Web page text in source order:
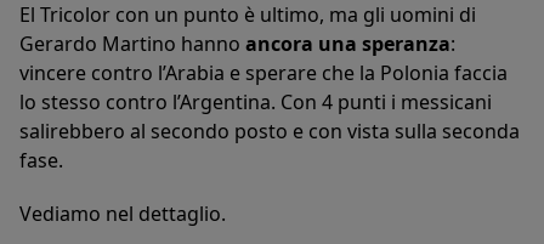
El Tricolor con un punto è ultimo, ma gli uomini di
Gerardo Martino hanno ancora una speranza:
vincere contro l’Arabia e sperare che la Polonia faccia
lo stesso contro l’Argentina. Con 4 punti i messicani
salirebbero al secondo posto e con vista sulla seconda
fase.
Vediamo nel dettaglio.